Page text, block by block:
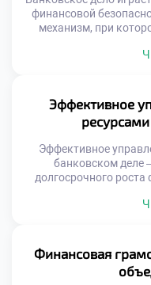
финансовой
механизм, при
продуктивные
безопасность — это
контроль над своими
Эффективное
Эффективное
банковском деле
долгосрочного роста
принадлежащих как
Управление включает
средств, но и
Финансовая